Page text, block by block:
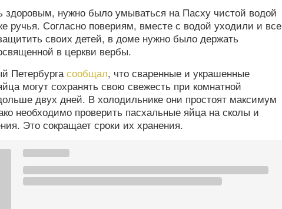
здоровым, нужно было умываться на Пасху чистой водой
ручья. Согласно повериям, вместе с водой уходили и все
своих детей, в доме нужно было держать
в церкви вербы.
Петербурга сообщал, что сваренные и украшенные
могут сохранять свою свежесть при комнатной
двух дней. В холодильнике они простоят максимум
необходимо проверить пасхальные яйца на сколы и
Это сокращает сроки их хранения.